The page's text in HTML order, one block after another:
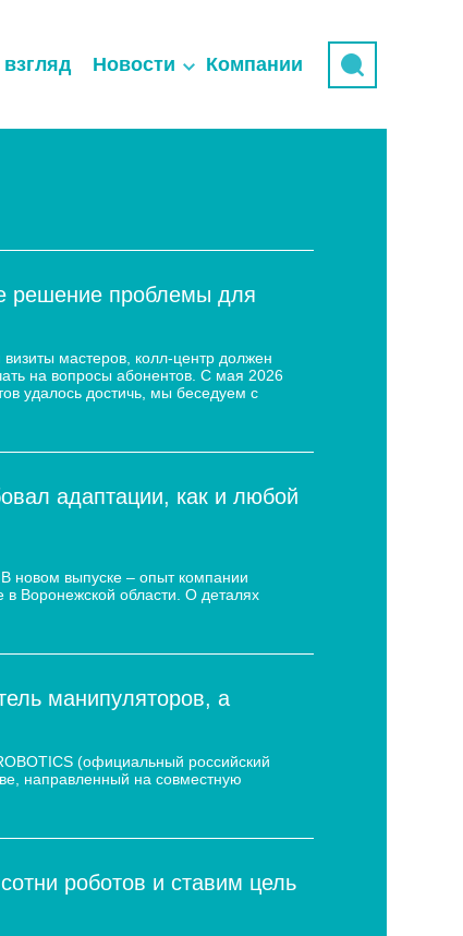
Новости Компании
решение проблемы для
мастеров, колл-центр должен
на вопросы абонентов. С мая 2026
удалось достичь, мы беседуем с
адаптации, как и любой
новом выпуске – опыт компании
в Воронежской области. О деталях
манипуляторов, а
(официальный российский
направленный на совместную
роботов и ставим цель